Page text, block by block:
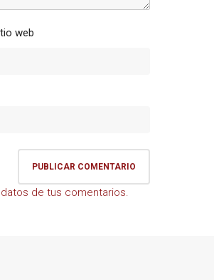
web
de tus comentarios.